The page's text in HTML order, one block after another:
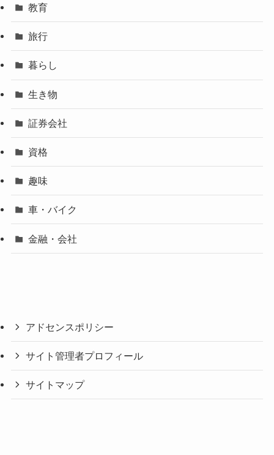
教育
旅行
暮らし
生き物
証券会社
資格
趣味
車・バイク
金融・会社
アドセンスポリシー
サイト管理者プロフィール
サイトマップ